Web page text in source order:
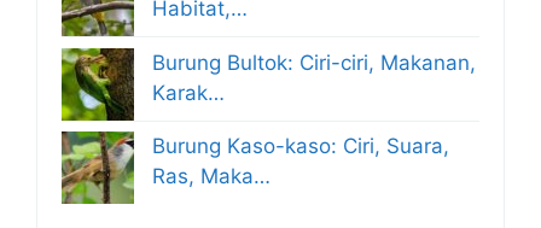
Habitat,…
Burung Bultok: Ciri-ciri, Makanan,
Karak…
Burung Kaso-kaso: Ciri, Suara,
Ras, Maka…